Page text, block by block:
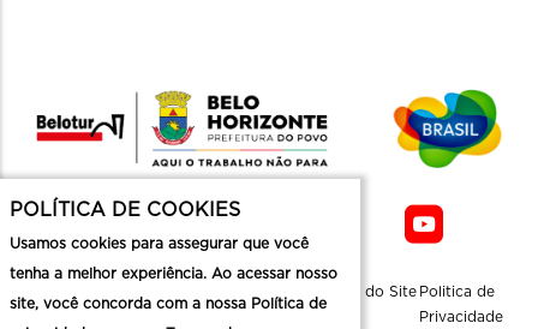
Mapa do Site Politica de
Privacidade
POLÍTICA DE COOKIES
Usamos cookies para assegurar que você
tenha a melhor experiência. Ao acessar nosso
site, você concorda com a nossa Política de